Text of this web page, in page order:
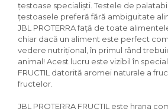
țestoase specialiști. Testele de
țestoasele preferă fără ambiguitate
JBL PROTERRA față de toate
chiar dacă un aliment este perfect
vedere nutrițional, în primul rând
animal! Acest lucru este vizibil în special
FRUCTIL datorită aromei naturale a
fructelor.
JBL PROTERRA FRUCTIL este hrana